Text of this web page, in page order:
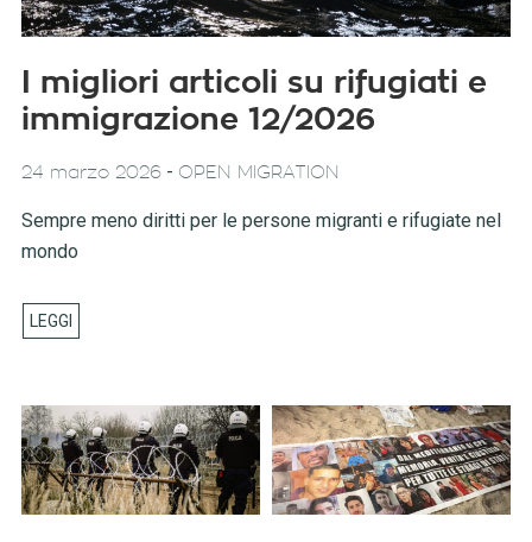
I migliori articoli su rifugiati e
immigrazione 12/2026
24 marzo 2026- OPEN MIGRATION
Sempre meno diritti per le persone migranti e rifugiate nel
mondo